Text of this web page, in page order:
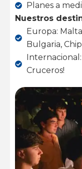
Planes a
Nuestros
Europa:
Bulgaria,
Internacional:
Cruceros!